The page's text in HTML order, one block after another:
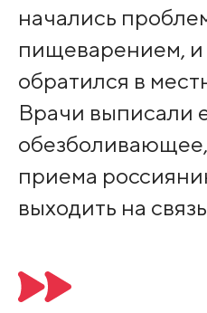
начались
пищеварением, и
обратился в
Врачи выписали
приема
выходить на